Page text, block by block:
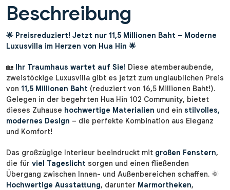
Beschreibung
🌟 Preisreduziert! Jetzt nur 11,5 Millionen Baht – Moderne
Luxusvilla im Herzen von Hua Hin 🌟
🏡 Ihr Traumhaus wartet auf Sie! Diese atemberaubende,
zweistöckige Luxusvilla gibt es jetzt zum unglaublichen Preis
von 11,5 Millionen Baht (reduziert von 16,5 Millionen Baht!).
Gelegen in der begehrten Hua Hin 102 Community, bietet
dieses Zuhause hochwertige Materialien und ein stilvolles,
modernes Design – die perfekte Kombination aus Eleganz
und Komfort!
Das großzügige Interieur beeindruckt mit großen Fenstern,
die für viel Tageslicht sorgen und einen fließenden
Übergang zwischen Innen- und Außenbereichen schaffen. 🌞
Hochwertige Ausstattung, darunter Marmortheken,